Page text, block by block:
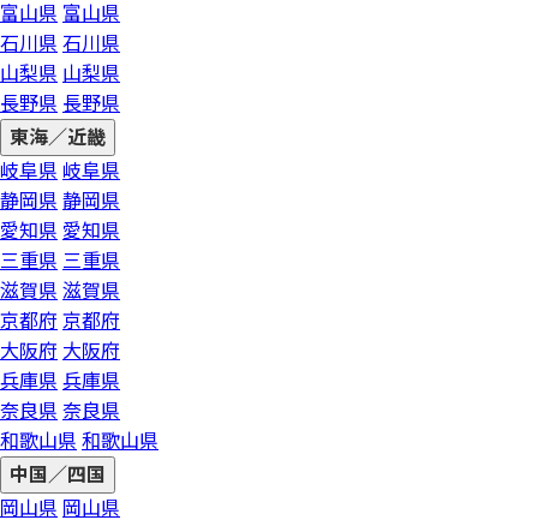
富山県 富山県
石川県 石川県
山梨県 山梨県
長野県 長野県
東海／近畿
岐阜県 岐阜県
静岡県 静岡県
愛知県 愛知県
三重県 三重県
滋賀県 滋賀県
京都府 京都府
大阪府 大阪府
兵庫県 兵庫県
奈良県 奈良県
和歌山県 和歌山県
中国／四国
岡山県 岡山県